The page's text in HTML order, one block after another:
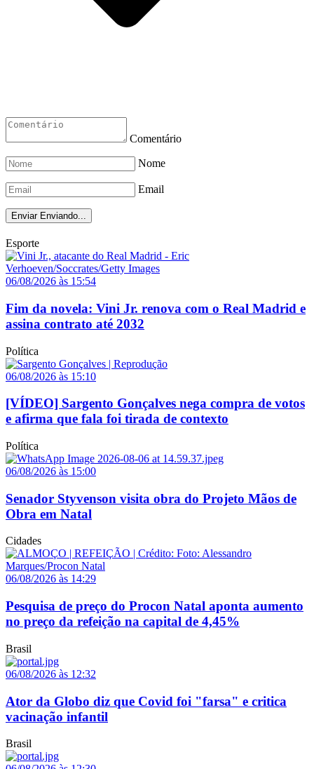
Comentário
Nome
Email
Enviar Enviando...
Esporte
06/08/2026 às 15:54
Fim da novela: Vini Jr. renova com o Real Madrid e
assina contrato até 2032
Política
06/08/2026 às 15:10
[VÍDEO] Sargento Gonçalves nega compra de votos
e afirma que fala foi tirada de contexto
Política
06/08/2026 às 15:00
Senador Styvenson visita obra do Projeto Mãos de
Obra em Natal
Cidades
06/08/2026 às 14:29
Pesquisa de preço do Procon Natal aponta aumento
no preço da refeição na capital de 4,45%
Brasil
06/08/2026 às 12:32
Ator da Globo diz que Covid foi "farsa" e critica
vacinação infantil
Brasil